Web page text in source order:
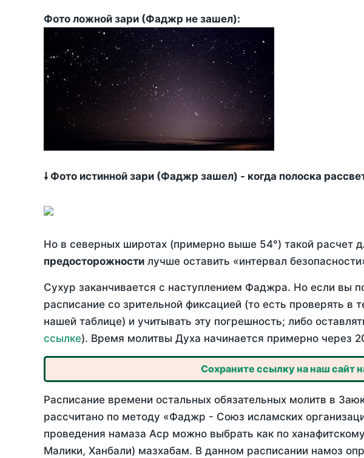
Фото ложной зари (Фаджр не зашел):
🠗 Фото истинной зари (Фаджр зашел) - когда полоска
Но в северных широтах (примерно выше 54°) такой расчет
предосторожности лучше оставить «интервал
Сухур заканчивается с наступлением Фаджра. Но если вы
расписание со зрительной фиксацией (то есть проверять
нашей таблице) и учитывать эту погрешность; либо
ссылке). Время молитвы Духа начинается примерно через
Сохраните ссылку на наш сайт
Расписание времени остальных обязательных молитв в
рассчитано по методу «Фаджр - Союз исламских
проведения намаза Аср можно выбрать как по
Малики, Ханбали) мазхабам. В данном расписании намоз